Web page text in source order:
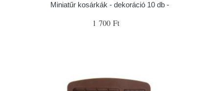
Miniatűr kosárkák - dekoráció 10 db -
1 700 Ft